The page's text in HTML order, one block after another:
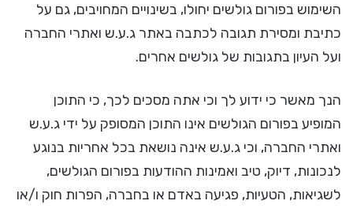
השימוש בפורום גולשים יחולו, בשינויים המחויבים, גם על
כתיבת ומסירת תגובה לכתבה באתר ג.ע.ש ואתרי החברה
ועל העיון בתגובות של גולשים אחרים.
הנך מאשר כי ידוע לך וכי אתה מסכים לכך, כי התוכן
המופיע בפורום הגולשים אינו התוכן המסופק על ידי ג.ע.ש
ואתרי החברה, וכי ג.ע.ש אינה נושאת בכל אחריות בנוגע
לנכונות, דיוק, טיב ואמינות ההודעות בפורום הגולשים,
לשגיאות, הטעיות, פגיעה באדם או בחברה, הפרות חוק ו/או